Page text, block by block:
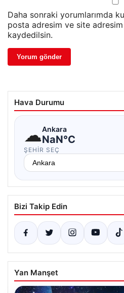
Daha sonraki yorumlarımda
posta adresim ve site adresim
kaydedilsin.
Hava Durumu
☁Ankara
NaN°C
ŞEHIR SEÇ
Bizi Takip Edin
Yan Manşet